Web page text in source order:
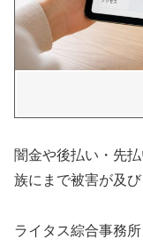
闇金や後払い・先
族にまで被害が及び
ライタス綜合事務